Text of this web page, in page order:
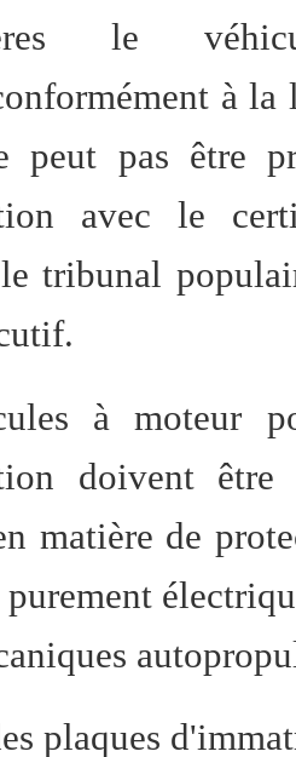
le
à
peut pas être
avec le
tribunal
à moteur
doivent être
matière de
plaques